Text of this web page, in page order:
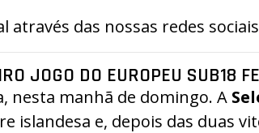
das nossas redes
JOGO DO EUROPEU SUB18
nesta manhã de domingo. A
islandesa e, depois das duas